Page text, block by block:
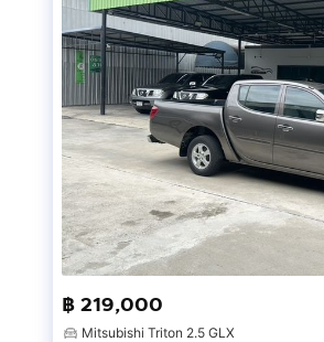
฿ 219,000
Mitsubishi Triton 2.5 GLX